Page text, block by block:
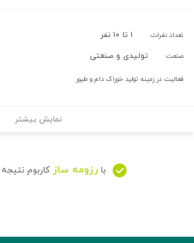
تعداد نفرات: ۱ تا ۱۰ نفر
صنعت: تولیدی و صنعتی
فعالیت در زمینه تولید خوراک دام و طیور
نمایش بیشتر
با رزومه ساز کاربوم